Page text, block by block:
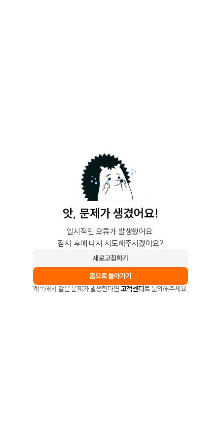
앗, 문제가 생겼어요!
일시적인 오류가 발생했어요.
잠시 후에 다시 시도해주시겠어요?
새로고침하기
홈으로 돌아가기
계속해서 같은 문제가 발생한다면 고객센터로 문의해주세요.